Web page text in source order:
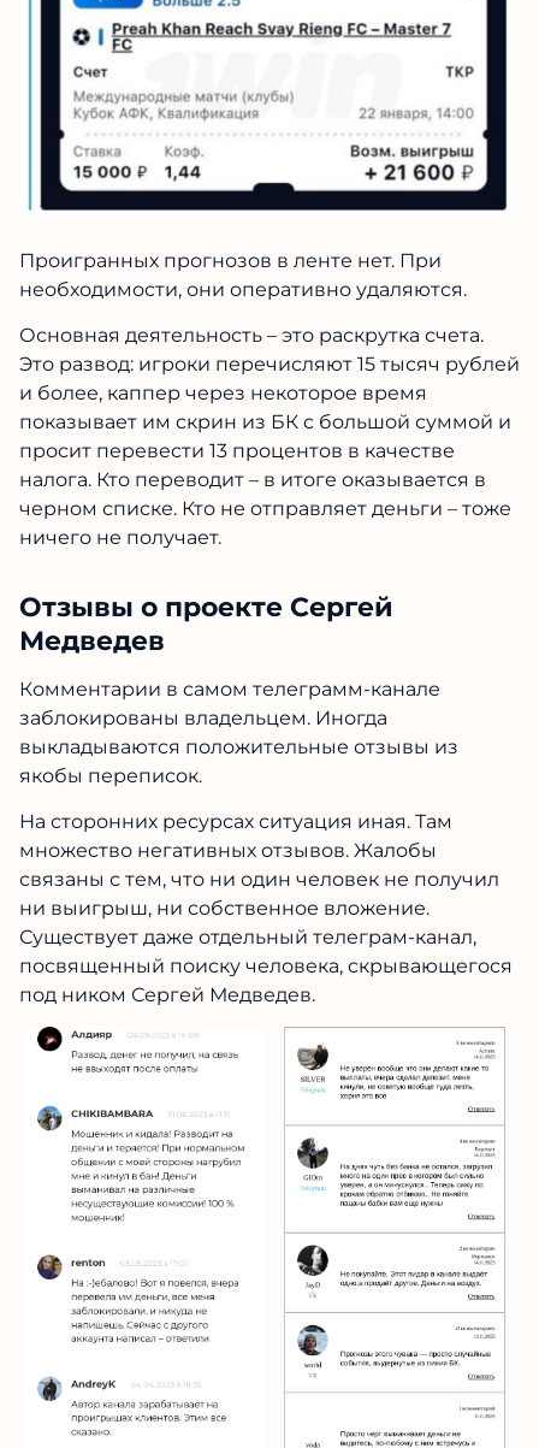
Проигранных прогнозов в ленте нет. При
необходимости, они оперативно удаляются.
Основная деятельность – это раскрутка счета.
Это развод: игроки перечисляют 15 тысяч рублей
и более, каппер через некоторое время
показывает им скрин из БК с большой суммой и
просит перевести 13 процентов в качестве
налога. Кто переводит – в итоге оказывается в
черном списке. Кто не отправляет деньги – тоже
ничего не получает.
Отзывы о проекте Сергей
Медведев
Комментарии в самом телеграмм-канале
заблокированы владельцем. Иногда
выкладываются положительные отзывы из
якобы переписок.
На сторонних ресурсах ситуация иная. Там
множество негативных отзывов. Жалобы
связаны с тем, что ни один человек не получил
ни выигрыш, ни собственное вложение.
Существует даже отдельный телеграм-канал,
посвященный поиску человека, скрывающегося
под ником Сергей Медведев.